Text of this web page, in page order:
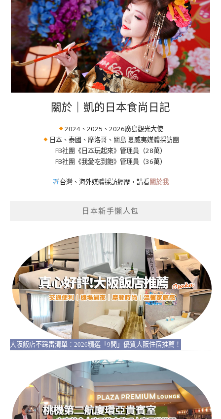
關於｜凱的日本食尚日記
2024、2025、2026廣島觀光大使
日本、泰國、摩洛哥、關島 夏威夷媒體採訪團
FB社團《日本玩起來》管理員（28萬）
FB社團《我愛吃到飽》管理員（36萬）
台灣、海外媒體採訪經歷，請看關於我
日本新手懶人包
大阪飯店不踩雷清單：2026精選「9間」優質大阪住宿推薦！